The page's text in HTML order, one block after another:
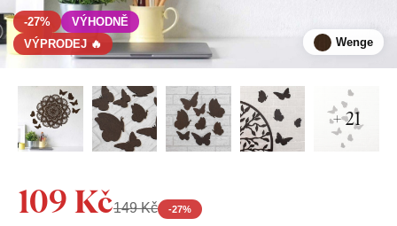
-27%
VÝHODNĚ
VÝPRODEJ 🔥
Wenge
+ 21
109 Kč149 Kč -27%